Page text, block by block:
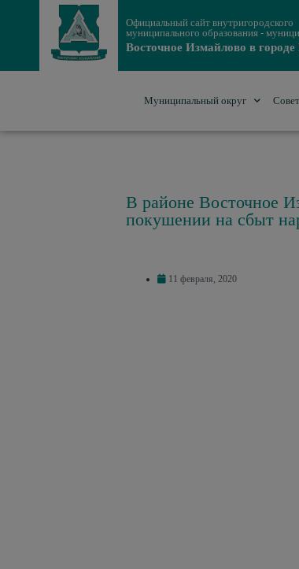
Официальный сайт внутригородского
муниципального образования -
Восточное Измайлово в
Муниципальный округ
В районе Восточное
покушении на сбыт
11 февраля, 2020